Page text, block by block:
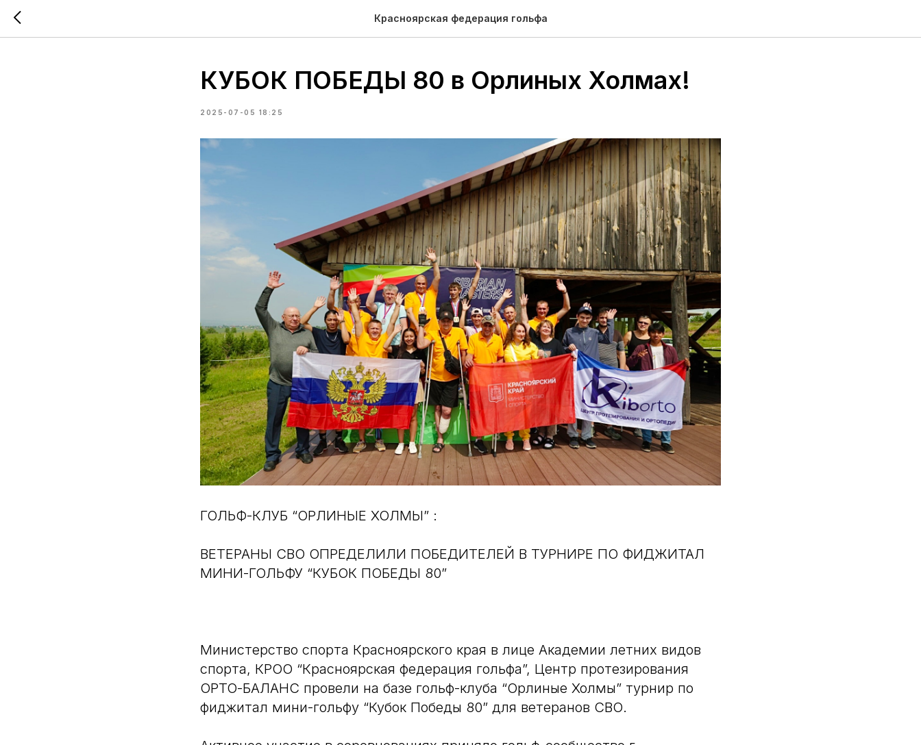
Красноярская федерация гольфа
КУБОК ПОБЕДЫ 80 в Орлиных Холмах!
2025-07-05 18:25
ГОЛЬФ-КЛУБ “ОРЛИНЫЕ ХОЛМЫ” :
ВЕТЕРАНЫ СВО ОПРЕДЕЛИЛИ ПОБЕДИТЕЛЕЙ В ТУРНИРЕ ПО ФИДЖИТАЛ
МИНИ-ГОЛЬФУ “КУБОК ПОБЕДЫ 80”
Министерство спорта Красноярского края в лице Академии летних видов
спорта, КРОО “Красноярская федерация гольфа”, Центр протезирования
ОРТО-БАЛАНС провели на базе гольф-клуба “Орлиные Холмы” турнир по
фиджитал мини-гольфу “Кубок Победы 80” для ветеранов СВО.